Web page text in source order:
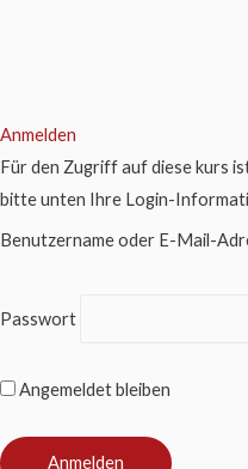
Anmelden
Für den Zugriff auf diese kurs
bitte unten Ihre Login-
Benutzername oder E-Mail-
Passwort
Angemeldet bleiben